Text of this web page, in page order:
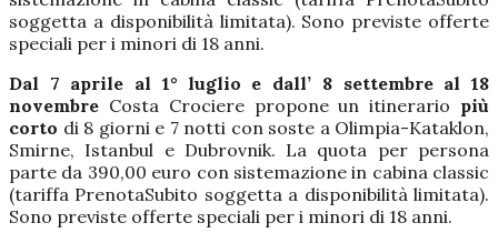
soggetta a disponibilità limitata). Sono previste offerte
speciali per i minori di 18 anni.
Dal 7 aprile al 1° luglio e dall’ 8 settembre al 18
novembre Costa Crociere propone un itinerario più
corto di 8 giorni e 7 notti con soste a Olimpia-Kataklon,
Smirne, Istanbul e Dubrovnik. La quota per persona
parte da 390,00 euro con sistemazione in cabina classic
(tariffa PrenotaSubito soggetta a disponibilità limitata).
Sono previste offerte speciali per i minori di 18 anni.